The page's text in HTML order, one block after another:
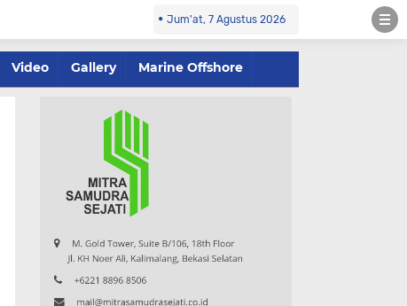
Jum'at, 7 Agustus 2026
Video Gallery Marine Offshore